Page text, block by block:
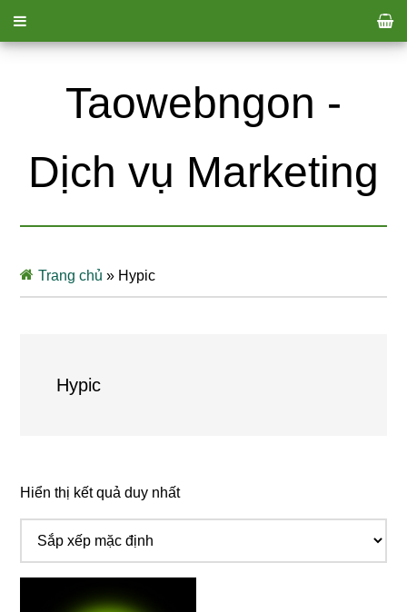
Taowebngon -
Dịch vụ Marketing
Trang chủ » Hypic
Hypic
Hiển thị kết quả duy nhất